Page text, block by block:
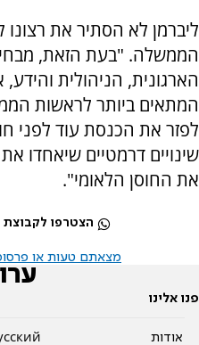
ליברמן לא הסתיר את רצונו
הממשלה. "בעת הזאת,
הארגונית, הניהולית
המתאים ביותר לראשות
לפזר את הכנסת עוד לפני
שינויים דרמטיים שיאחדו
את החוסן הלאומי".
הצטרפו לקבוצת
מצאתם טעות או
פנו אלינו
אודות